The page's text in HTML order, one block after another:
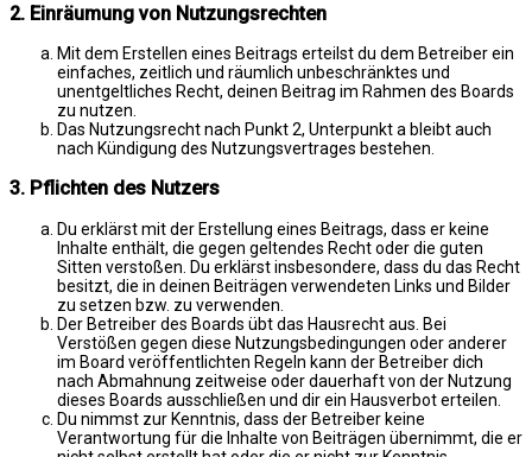
2. Einräumung von Nutzungsrechten
Mit dem Erstellen eines Beitrags erteilst du dem Betreiber ein
einfaches, zeitlich und räumlich unbeschränktes und
unentgeltliches Recht, deinen Beitrag im Rahmen des Boards
zu nutzen.
Das Nutzungsrecht nach Punkt 2, Unterpunkt a bleibt auch
nach Kündigung des Nutzungsvertrages bestehen.
3. Pflichten des Nutzers
Du erklärst mit der Erstellung eines Beitrags, dass er keine
Inhalte enthält, die gegen geltendes Recht oder die guten
Sitten verstoßen. Du erklärst insbesondere, dass du das Recht
besitzt, die in deinen Beiträgen verwendeten Links und Bilder
zu setzen bzw. zu verwenden.
Der Betreiber des Boards übt das Hausrecht aus. Bei
Verstößen gegen diese Nutzungsbedingungen oder anderer
im Board veröffentlichten Regeln kann der Betreiber dich
nach Abmahnung zeitweise oder dauerhaft von der Nutzung
dieses Boards ausschließen und dir ein Hausverbot erteilen.
Du nimmst zur Kenntnis, dass der Betreiber keine
Verantwortung für die Inhalte von Beiträgen übernimmt, die er